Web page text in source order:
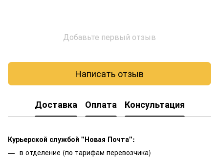
Добавьте первый отзыв
Написать отзыв
Доставка Оплата Консультация
Курьерской службой "Новая Почта":
в отделение (по тарифам перевозчика)